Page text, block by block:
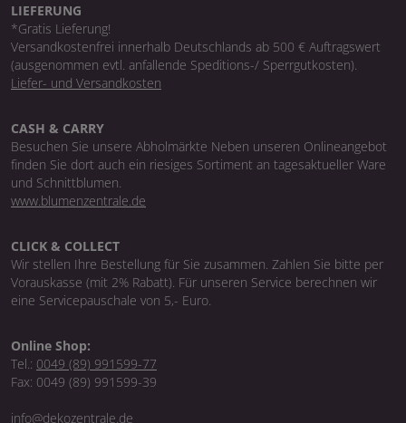
LIEFERUNG
*Gratis Lieferung!
Versandkostenfrei innerhalb Deutschlands ab 500 € Auftragswert
(ausgenommen evtl. anfallende Speditions-/ Sperrgutkosten).
Liefer- und Versandkosten
CASH & CARRY
Besuchen Sie unsere Abholmärkte Neben unseren Onlineangebot
finden Sie dort auch ein riesiges Sortiment an tagesaktueller Ware
und Schnittblumen.
www.blumenzentrale.de
CLICK & COLLECT
Wir stellen Ihre Bestellung für Sie zusammen. Zahlen Sie bitte per
Vorauskasse (mit 2% Rabatt). Für unseren Service berechnen wir
eine Servicepauschale von 5,- Euro.
Online Shop:
Tel.: 0049 (89) 991599-77
Fax: 0049 (89) 991599-39
info@dekozentrale.de